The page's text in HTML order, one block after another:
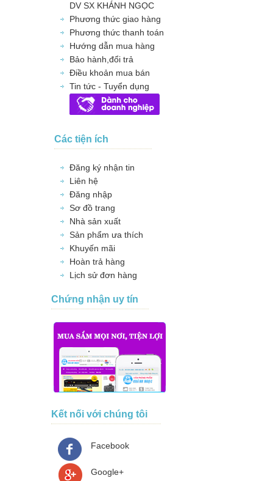
DV SX KHÁNH NGỌC
Phương thức giao hàng
Phương thức thanh toán
Hướng dẫn mua hàng
Bảo hành,đổi trả
Điều khoản mua bán
Tin tức - Tuyển dụng
Các tiện ích
Đăng ký nhận tin
Liên hệ
Đăng nhập
Sơ đồ trang
Nhà sản xuất
Sản phẩm ưa thích
Khuyến mãi
Hoàn trả hàng
Lịch sử đơn hàng
Chứng nhận uy tín
Kết nối với chúng tôi
Facebook
Google+